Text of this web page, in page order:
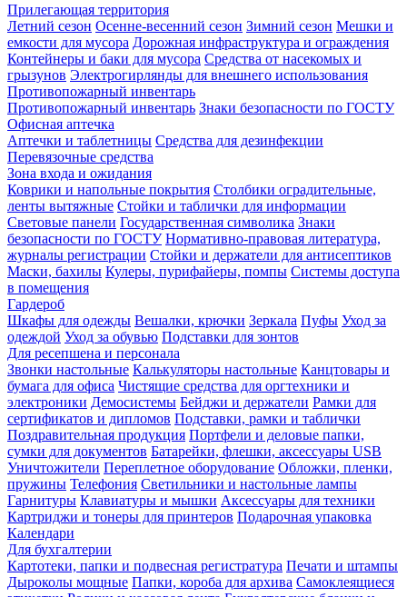
Прилегающая территория
Летний сезон Осенне-весенний сезон Зимний сезон Мешки и
емкости для мусора Дорожная инфраструктура и ограждения
Контейнеры и баки для мусора Средства от насекомых и
грызунов Электрогирлянды для внешнего использования
Противопожарный инвентарь
Противопожарный инвентарь Знаки безопасности по ГОСТУ
Офисная аптечка
Аптечки и таблетницы Средства для дезинфекции
Перевязочные средства
Зона входа и ожидания
Коврики и напольные покрытия Столбики оградительные,
ленты вытяжные Стойки и таблички для информации
Световые панели Государственная символика Знаки
безопасности по ГОСТУ Нормативно-правовая литература,
журналы регистрации Стойки и держатели для антисептиков
Маски, бахилы Кулеры, пурифайеры, помпы Системы доступа
в помещения
Гардероб
Шкафы для одежды Вешалки, крючки Зеркала Пуфы Уход за
одеждой Уход за обувью Подставки для зонтов
Для ресепшена и персонала
Звонки настольные Калькуляторы настольные Канцтовары и
бумага для офиса Чистящие средства для оргтехники и
электроники Демосистемы Бейджи и держатели Рамки для
сертификатов и дипломов Подставки, рамки и таблички
Поздравительная продукция Портфели и деловые папки,
сумки для документов Батарейки, флешки, аксессуары USB
Уничтожители Переплетное оборудование Обложки, пленки,
пружины Телефония Светильники и настольные лампы
Гарнитуры Клавиатуры и мышки Аксессуары для техники
Картриджи и тонеры для принтеров Подарочная упаковка
Календари
Для бухгалтерии
Картотеки, папки и подвесная регистратура Печати и штампы
Дыроколы мощные Папки, короба для архива Самоклеящиеся